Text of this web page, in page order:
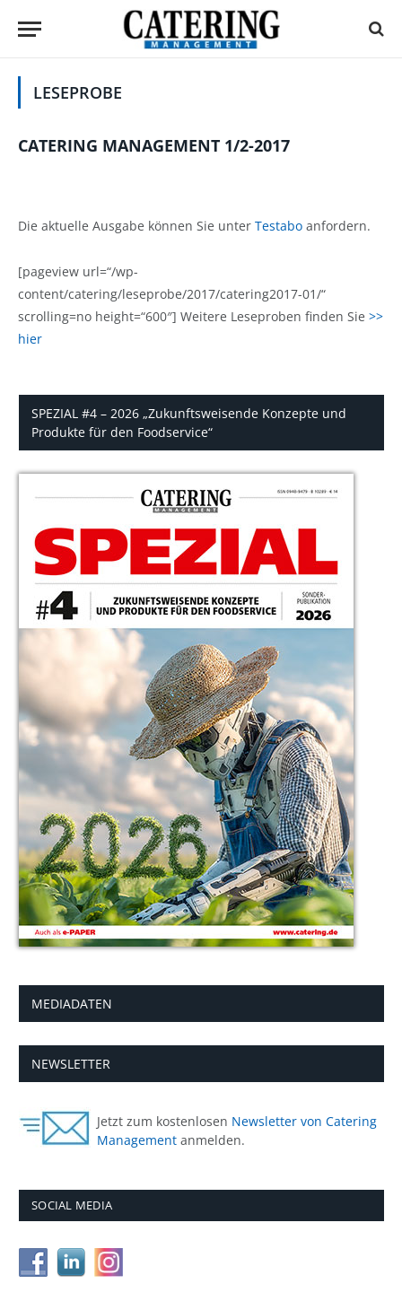
LESEPROBE
CATERING MANAGEMENT 1/2-2017
Die aktuelle Ausgabe können Sie unter Testabo anfordern.
[pageview url=“/wp-
content/catering/leseprobe/2017/catering2017-01/“
scrolling=no height=“600″] Weitere Leseproben finden Sie >>
hier
SPEZIAL #4 – 2026 „Zukunftsweisende Konzepte und
Produkte für den Foodservice“
MEDIADATEN
NEWSLETTER
Jetzt zum kostenlosen Newsletter von Catering
Management anmelden.
SOCIAL MEDIA